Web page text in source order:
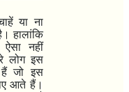
या ना
हालांकि
नहीं
लोग इस
जो इस
आते हैं।